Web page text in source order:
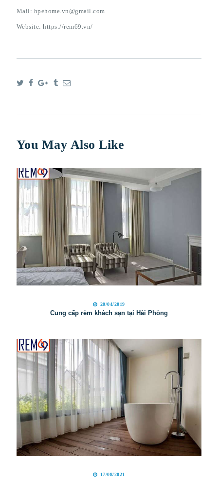
Mail: hpehome.vn@gmail.com
Website: https://rem69.vn/
You May Also Like
20/04/2019
Cung cấp rèm khách sạn tại Hải Phòng
17/08/2021